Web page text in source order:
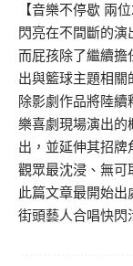
【音樂不停歇 兩
閃亮在不間斷的演
而屁孩除了繼續擔
出與籃球主題相關
除影劇作品將陸
樂喜劇現場演出的
出，並延伸其招
觀眾最沈浸、無可
此篇文章最開始出
街頭藝人合唱快閃